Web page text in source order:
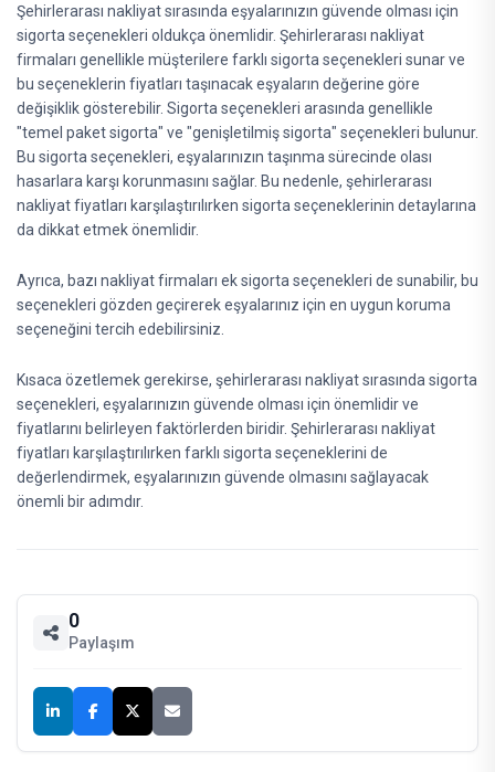
Şehirlerarası nakliyat sırasında eşyalarınızın güvende olması için
sigorta seçenekleri oldukça önemlidir. Şehirlerarası nakliyat
firmaları genellikle müşterilere farklı sigorta seçenekleri sunar ve
bu seçeneklerin fiyatları taşınacak eşyaların değerine göre
değişiklik gösterebilir. Sigorta seçenekleri arasında genellikle
"temel paket sigorta" ve "genişletilmiş sigorta" seçenekleri bulunur.
Bu sigorta seçenekleri, eşyalarınızın taşınma sürecinde olası
hasarlara karşı korunmasını sağlar. Bu nedenle, şehirlerarası
nakliyat fiyatları karşılaştırılırken sigorta seçeneklerinin detaylarına
da dikkat etmek önemlidir.
Ayrıca, bazı nakliyat firmaları ek sigorta seçenekleri de sunabilir, bu
seçenekleri gözden geçirerek eşyalarınız için en uygun koruma
seçeneğini tercih edebilirsiniz.
Kısaca özetlemek gerekirse, şehirlerarası nakliyat sırasında sigorta
seçenekleri, eşyalarınızın güvende olması için önemlidir ve
fiyatlarını belirleyen faktörlerden biridir. Şehirlerarası nakliyat
fiyatları karşılaştırılırken farklı sigorta seçeneklerini de
değerlendirmek, eşyalarınızın güvende olmasını sağlayacak
önemli bir adımdır.
0
Paylaşım